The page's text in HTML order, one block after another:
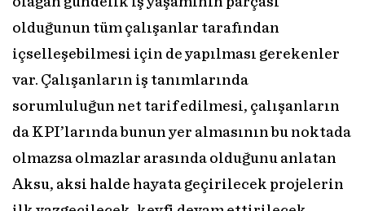
olduğunun tüm çalışanlar tarafından
içselleşebilmesi için de yapılması gerekenler
var. Çalışanların iş tanımlarında
sorumluluğun net tarif edilmesi, çalışanların
da KPI’larında bunun yer almasının bu noktada
olmazsa olmazlar arasında olduğunu anlatan
Aksu, aksi halde hayata geçirilecek projelerin